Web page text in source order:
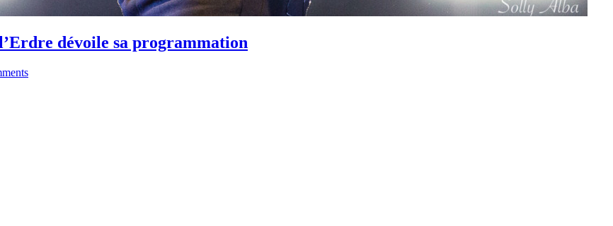
dévoile sa programmation